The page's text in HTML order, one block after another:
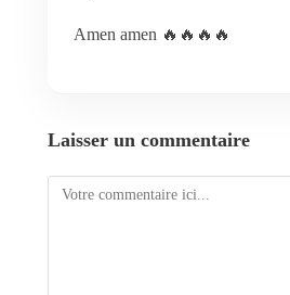
Amen amen 🔥🔥🔥🔥
Laisser un commentaire